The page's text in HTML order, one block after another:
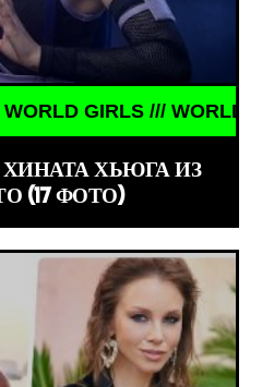
/// WORLD GIRLS ///
ХЬЮГА ИЗ
(17 ФОТО)